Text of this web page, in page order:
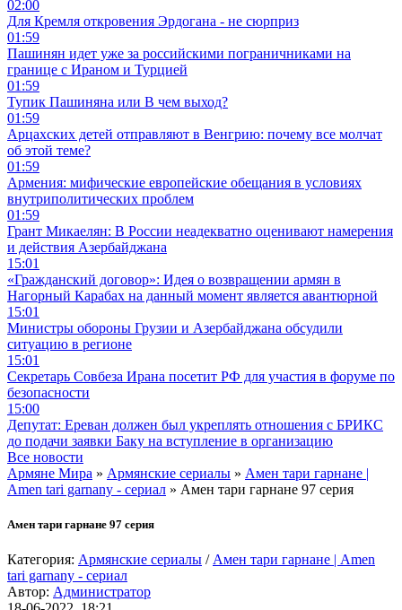
02:00
Для Кремля откровения Эрдогана - не сюрприз
01:59
Пашинян идет уже за российскими пограничниками на
границе с Ираном и Турцией
01:59
Тупик Пашиняна или В чем выход?
01:59
Арцахских детей отправляют в Венгрию: почему все молчат
об этой теме?
01:59
Армения: мифические европейские обещания в условиях
внутриполитических проблем
01:59
Грант Микаелян: В России неадекватно оценивают намерения
и действия Азербайджана
15:01
«Гражданский договор»: Идея о возвращении армян в
Нагорный Карабах на данный момент является авантюрной
15:01
Министры обороны Грузии и Азербайджана обсудили
ситуацию в регионе
15:01
Секретарь Совбеза Ирана посетит РФ для участия в форуме по
безопасности
15:00
Депутат: Ереван должен был укреплять отношения с БРИКС
до подачи заявки Баку на вступление в организацию
Все новости
Армяне Мира » Армянские сериалы » Амен тари гарнане |
Amen tari garnany - сериал » Амен тари гарнане 97 серия
Амен тари гарнане 97 серия
Категория: Армянские сериалы / Амен тари гарнане | Amen
tari garnany - сериал
Автор: Администратор